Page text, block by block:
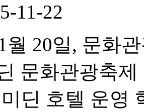
11-22
월 20일, 문화
문화관광축
딘 호텔 운영